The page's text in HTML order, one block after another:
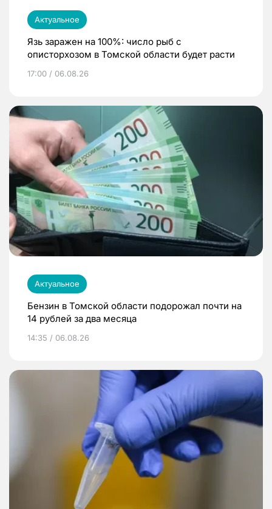
Актуальное
Язь заражен на 100%: число рыб с
описторхозом в Томской области будет расти
17:00 / 06.08.26
Актуальное
Бензин в Томской области подорожал почти на
14 рублей за два месяца
14:35 / 06.08.26